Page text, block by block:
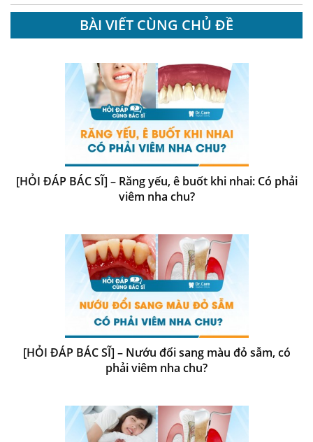
BÀI VIẾT CÙNG CHỦ ĐỀ
[HỎI ĐÁP BÁC SĨ] – Răng yếu, ê buốt khi nhai: Có phải
viêm nha chu?
[HỎI ĐÁP BÁC SĨ] – Nướu đổi sang màu đỏ sẫm, có
phải viêm nha chu?